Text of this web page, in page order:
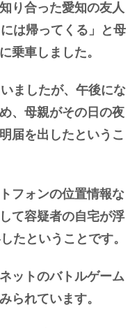
り合った愛知の友人
は帰ってくる」と母
乗車しました。
ましたが、午後にな
、母親がその日の夜
届を出したというこ
フォンの位置情報な
て容疑者の自宅が浮
たということです。
ットのバトルゲーム
られています。